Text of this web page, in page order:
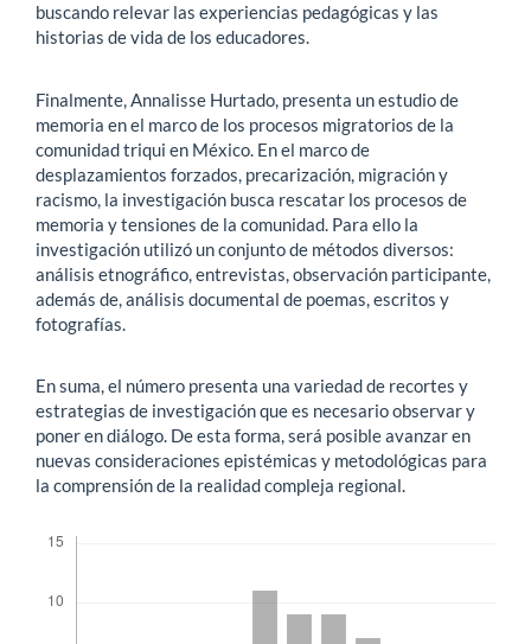
buscando relevar las experiencias pedagógicas y las
historias de vida de los educadores.
Finalmente, Annalisse Hurtado, presenta un estudio de
memoria en el marco de los procesos migratorios de la
comunidad triqui en México. En el marco de
desplazamientos forzados, precarización, migración y
racismo, la investigación busca rescatar los procesos de
memoria y tensiones de la comunidad. Para ello la
investigación utilizó un conjunto de métodos diversos:
análisis etnográfico, entrevistas, observación participante,
además de, análisis documental de poemas, escritos y
fotografías.
En suma, el número presenta una variedad de recortes y
estrategias de investigación que es necesario observar y
poner en diálogo. De esta forma, será posible avanzar en
nuevas consideraciones epistémicas y metodológicas para
la comprensión de la realidad compleja regional.